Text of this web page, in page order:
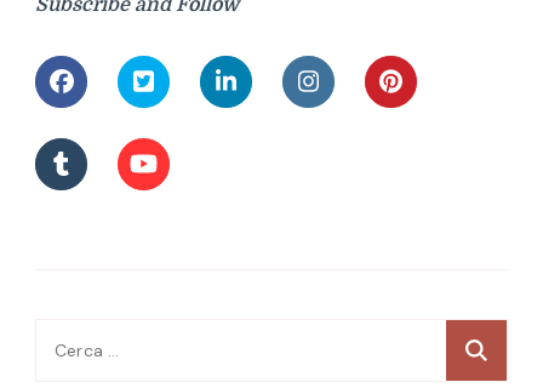
Ricerca